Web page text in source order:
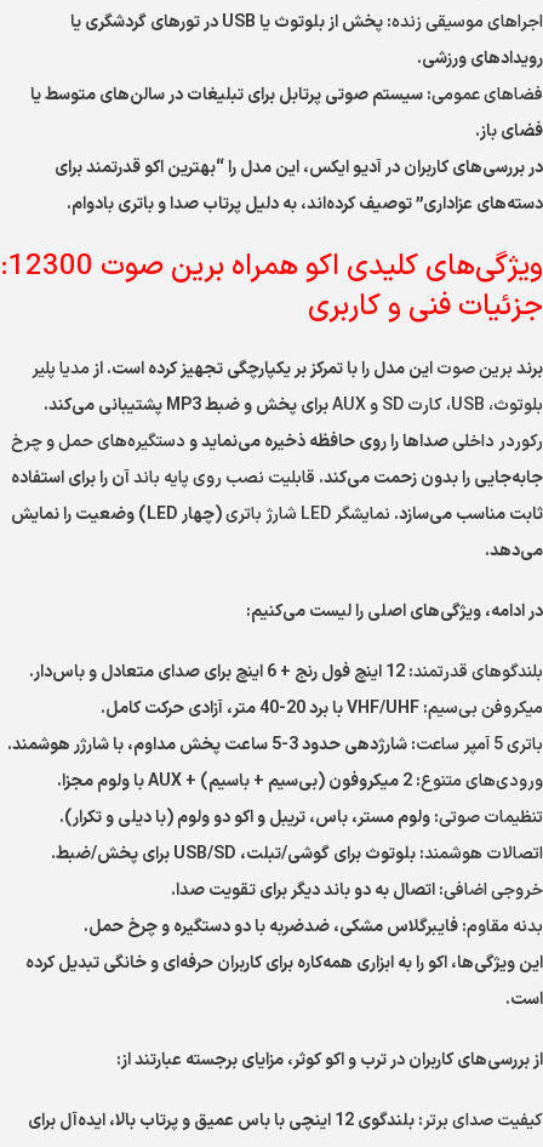
اجراهای موسیقی زنده
: پخش از بلوتوث یا USB در تورهای گردشگری یا
رویدادهای ورزشی.
فضاهای عمومی: سیستم صوتی پرتابل برای تبلیغات در سالن‌های متوسط یا
فضای باز.
در بررسی‌های کاربران در آدیو ایکس، این مدل را “بهترین اکو قدرتمند برای
دسته‌های عزاداری” توصیف کرده‌اند، به دلیل پرتاب صدا و باتری بادوام.
ویژگی‌های کلیدی اکو همراه برین صوت 12300:
جزئیات فنی و کاربری
برندبرین صوتاین مدل را با تمرکز بر یکپارچگی تجهیز کرده است. ازمدیا پلیر
بلوتوث، USB، کارت SD و AUX
برای پخش و ضبط MP3 پشتیبانی می‌کند.
رکوردر داخلیصداها را روی حافظه ذخیره می‌نماید و دستگیره‌های حمل و چرخ
جابه‌جایی را بدون زحمت می‌کند. قابلیت نصب روی پایه باندآن را برای استفاده
ثابت مناسب می‌سازد. نمایشگر LED شارژ باتری
(چهار LED) وضعیت را نمایش
می‌دهد.
در ادامه، ویژگی‌های اصلی را لیست می‌کنیم:
بلندگوهای قدرتمند: 12 اینچ فول رنج + 6 اینچ برای صدای متعادل و باس‌دار.
میکروفن بی‌سیم: VHF/UHF با برد 20-40 متر، آزادی حرکت کامل.
باتری 5 آمپر ساعت
: شارژدهی حدود 3-5 ساعت پخش مداوم، با شارژر هوشمند.
ورودی‌های متنوع: 2 میکروفون (بی‌سیم + باسیم) + AUX با ولوم مجزا.
تنظیمات صوتی: ولوم مستر، باس، تریبل و اکو دو ولوم (با دیلی و تکرار).
اتصالات هوشمند: بلوتوث برای گوشی/تبلت، USB/SD برای پخش/ضبط.
خروجی اضافی: اتصال به دو باند دیگر برای تقویت صدا.
بدنه مقاوم: فایبرگلاس مشکی، ضدضربه با دو دستگیره و چرخ حمل.
این ویژگی‌ها، اکو را به ابزاری همه‌کاره برای کاربران حرفه‌ای و خانگی تبدیل کرده
است.
از بررسی‌های کاربران در ترب و اکو کوثر، مزایای برجسته عبارتند از:
کیفیت صدای برتر
: بلندگوی 12 اینچی با باس عمیق و پرتاب بالا، ایده‌آل برای